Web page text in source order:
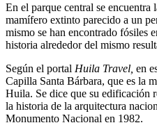
En el parque central se encuentra
mamífero extinto parecido a un
mismo se han encontrado fósiles
historia alrededor del mismo
Según el portal Huila Travel, en
Capilla Santa Bárbara, que es la
Huila. Se dice que su edificación
la historia de la arquitectura
Monumento Nacional en 1982.